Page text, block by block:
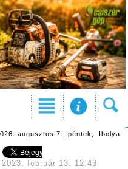
augusztus 7., péntek, Ibolya
2023. február 13. 12:43